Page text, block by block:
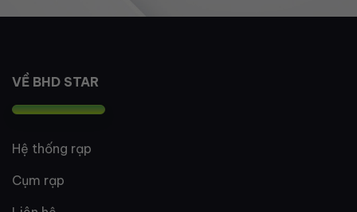
VỀ BHD STAR
Hệ thống rạp
Cụm rạp